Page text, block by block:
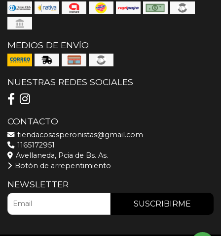
MEDIOS DE ENVÍO
NUESTRAS REDES SOCIALES
CONTACTO
tiendacosasperonistas@gmail.com
1165172951
Avellaneda, Pcia de Bs. As.
Botón de arrepentimiento
NEWSLETTER
SUSCRIBIRME